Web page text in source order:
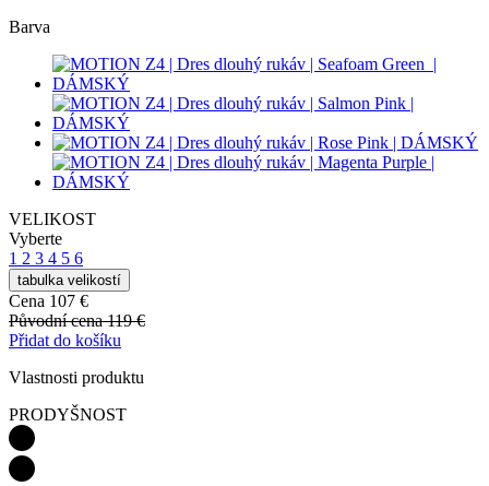
Barva
VELIKOST
Vyberte
1 2 3 4 5 6
tabulka velikostí
Cena 107 €
Původní cena119 €
Přidat do košíku
Vlastnosti produktu
PRODYŠNOST